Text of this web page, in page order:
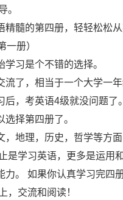
。
髓的第四册，轻轻松松
一册）
习是个不错的选择。
了，相当于一个大学一年
，考英语4级就没问题了。
择第四册了。
，地理，历史，哲学等方面
学习英语，更多是运用
。 如果你认真学习完四册
，交流和阅读！